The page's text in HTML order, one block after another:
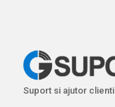
Suport si ajutor clienti